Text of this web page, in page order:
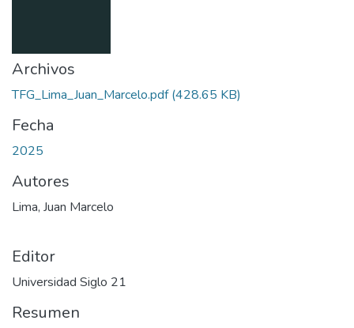
Archivos
TFG_Lima_Juan_Marcelo.pdf(428.65 KB)
Fecha
2025
Autores
Lima, Juan Marcelo
Editor
Universidad Siglo 21
Resumen